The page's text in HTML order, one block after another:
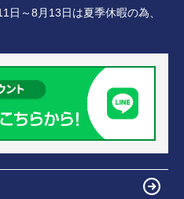
～8月13日は夏季休暇の為、